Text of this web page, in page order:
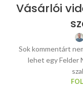
Vásárlói
Sok kommentárt
lehet egy Felder